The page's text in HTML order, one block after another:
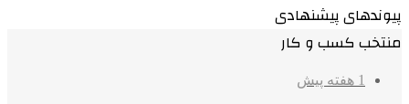
پیوندهای پیشنهادی
منتخب کسب و کار
1 هفته پیش